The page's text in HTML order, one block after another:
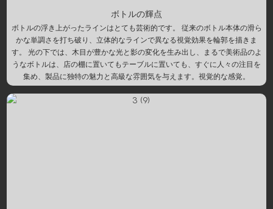
ボトルの輝点
ボトルの浮き上がったラインはとても芸術的です。 従来のボトル本体の滑ら
かな単調さを打ち破り、立体的なラインで異なる視覚効果を輪郭を描きま
す。 光の下では、木目が豊かな光と影の変化を生み出し、まるで美術品のよ
うなボトルは、店の棚に置いてもテーブルに置いても、すぐに人々の注目を
集め、製品に独特の魅力と高級な雰囲気を与えます。視覚的な感覚。